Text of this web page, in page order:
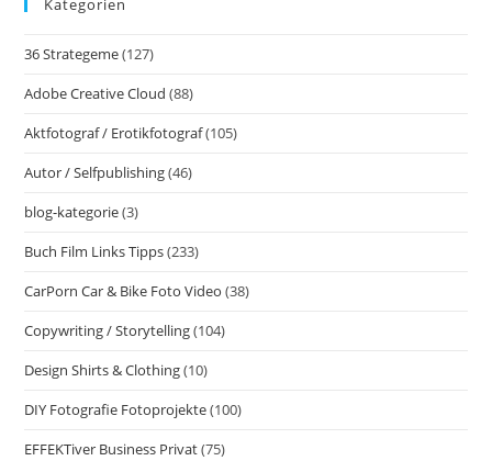
Kategorien
36 Strategeme(127)
Adobe Creative Cloud (88)
Aktfotograf / Erotikfotograf(105)
Autor / Selfpublishing(46)
blog-kategorie(3)
Buch Film Links Tipps(233)
CarPorn Car & Bike Foto Video (38)
Copywriting / Storytelling(104)
Design Shirts & Clothing(10)
DIY Fotografie Fotoprojekte(100)
EFFEKTiver Business Privat(75)